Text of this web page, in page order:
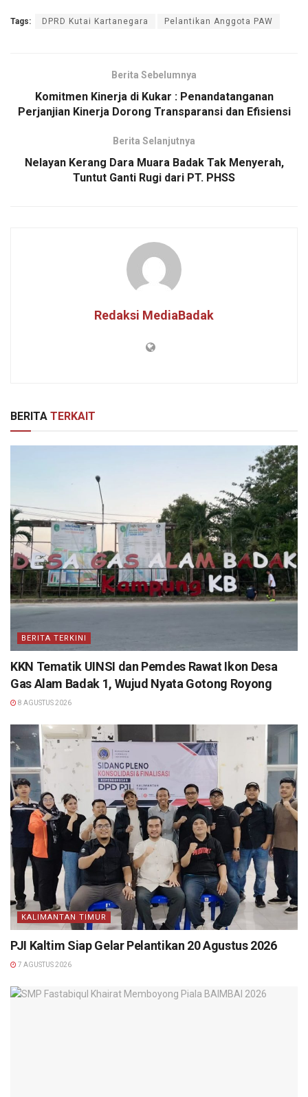
Tags: DPRD Kutai Kartanegara Pelantikan Anggota PAW
Berita Sebelumnya
Komitmen Kinerja di Kukar : Penandatanganan
Perjanjian Kinerja Dorong Transparansi dan Efisiensi
Berita Selanjutnya
Nelayan Kerang Dara Muara Badak Tak Menyerah,
Tuntut Ganti Rugi dari PT. PHSS
Redaksi MediaBadak
BERITA TERKAIT
BERITA TERKINI
KKN Tematik UINSI dan Pemdes Rawat Ikon Desa
Gas Alam Badak 1, Wujud Nyata Gotong Royong
8 AGUSTUS 2026
KALIMANTAN TIMUR
PJI Kaltim Siap Gelar Pelantikan 20 Agustus 2026
7 AGUSTUS 2026